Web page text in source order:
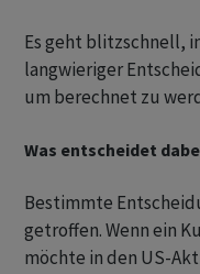
Es geht blitzschnell,
langwieriger
um berechnet zu
Was entscheidet
Bestimmte
getroffen. Wenn ein
möchte in den US-